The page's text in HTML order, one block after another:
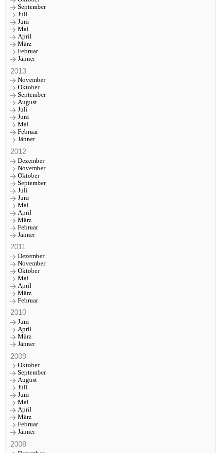
September
Juli
Juni
Mai
April
März
Februar
Jänner
2013
November
Oktober
September
August
Juli
Juni
Mai
Februar
Jänner
2012
Dezember
November
Oktober
September
Juli
Juni
Mai
April
März
Februar
Jänner
2011
Dezember
November
Oktober
Mai
April
März
Februar
2010
Juni
April
März
Jänner
2009
Oktober
September
August
Juli
Juni
Mai
April
März
Februar
Jänner
2008